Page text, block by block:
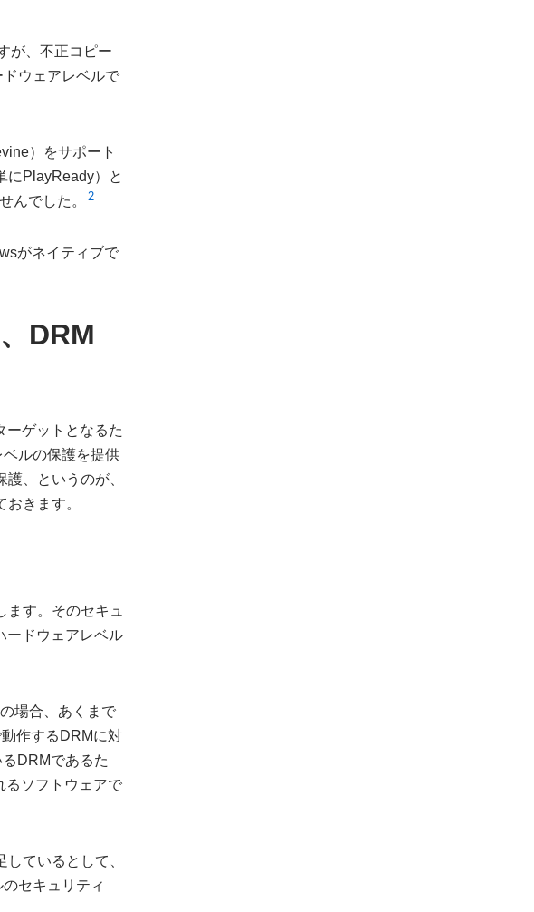
が、不正コピー
ウェアレベルで
）をサポート
にPlayReady）と
んでした。
2
がネイティブで
DRM
ーゲットとなるた
ルの保護を提供
、というのが、
きます。
す。そのセキュ
ードウェアレベル
場合、あくまで
作するDRMに対
DRMであるた
るソフトウェアで
ているとして、
セキュリティ